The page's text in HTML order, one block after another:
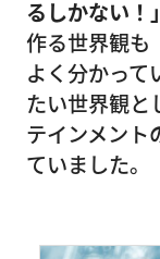
るしかない！」
作る世界観も
よく分かっ
たい世界観と
テインメント
ていました。